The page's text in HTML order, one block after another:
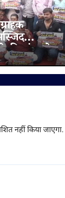
की मांग को
व्यापारी
नहीं किया जाएगा.